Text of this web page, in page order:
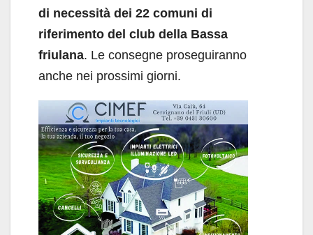
di necessità dei 22 comuni di
riferimento del club della Bassa
friulana. Le consegne proseguiranno
anche nei prossimi giorni.